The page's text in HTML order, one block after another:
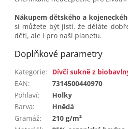
Nákupem dětského a
si můžete být jistí, že děláte
děti, ale i pro naši planetu.
Doplňkové parametry
Kategorie:
Dívčí sukně z
EAN:
7314500440970
Pohlaví:
Holky
Barva:
Hnědá
Gramáž:
210 g/m²